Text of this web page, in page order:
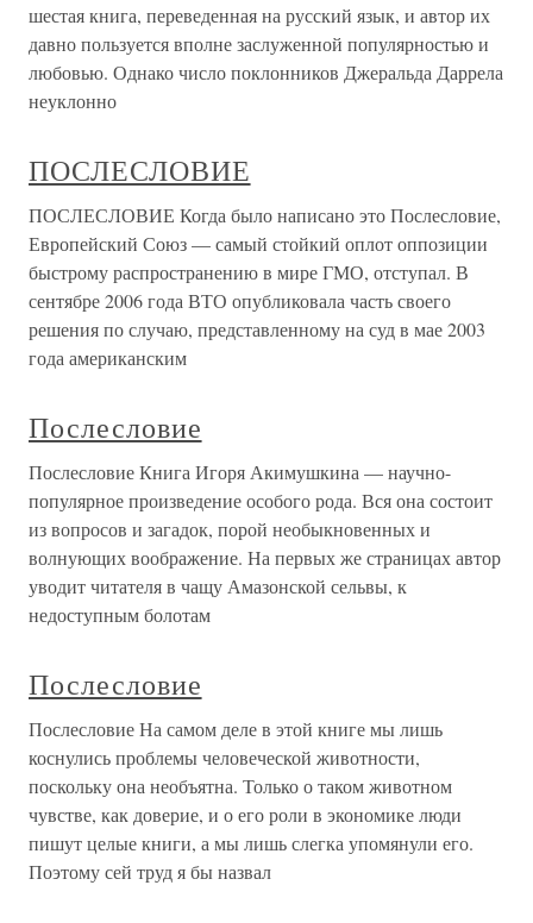
шестая книга, переведенная на русский язык, и автор их
давно пользуется вполне заслуженной популярностью и
любовью. Однако число поклонников Джеральда Даррела
неуклонно
ПОСЛЕСЛОВИЕ
ПОСЛЕСЛОВИЕ Когда было написано это Послесловие,
Европейский Союз — самый стойкий оплот оппозиции
быстрому распространению в мире ГМО, отступал. В
сентябре 2006 года ВТО опубликовала часть своего
решения по случаю, представленному на суд в мае 2003
года американским
Послесловие
Послесловие Книга Игоря Акимушкина — научно-
популярное произведение особого рода. Вся она состоит
из вопросов и загадок, порой необыкновенных и
волнующих воображение. На первых же страницах автор
уводит читателя в чащу Амазонской сельвы, к
недоступным болотам
Послесловие
Послесловие На самом деле в этой книге мы лишь
коснулись проблемы человеческой животности,
поскольку она необъятна. Только о таком животном
чувстве, как доверие, и о его роли в экономике люди
пишут целые книги, а мы лишь слегка упомянули его.
Поэтому сей труд я бы назвал